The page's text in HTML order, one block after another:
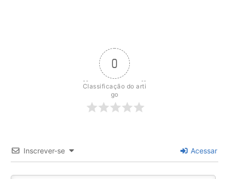
0
Classificação do arti
go
Inscrever-se Acessar